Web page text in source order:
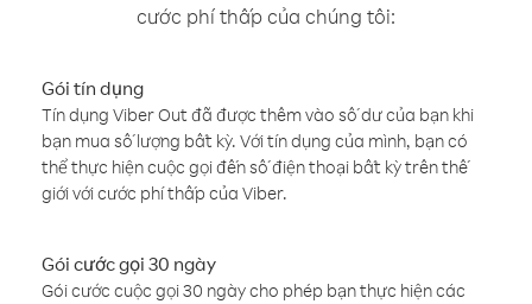
cước phí thấp của chúng tôi:
Gói tín dụng
Tín dụng Viber Out đã được thêm vào số dư của bạn khi
bạn mua số lượng bất kỳ. Với tín dụng của mình, bạn có
thể thực hiện cuộc gọi đến số điện thoại bất kỳ trên thế
giới với cước phí thấp của Viber.
Gói cước gọi 30 ngày
Gói cước cuộc gọi 30 ngày cho phép bạn thực hiện các